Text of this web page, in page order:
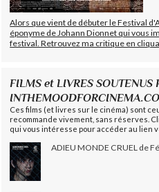
Alors que vient de débuter le Festival
éponyme de Johann Dionnet qui vous
festival. Retrouvez ma critique en
FILMS et LIVRES SOUTENUS
Ces films (et livres sur le cinéma) sont
recommande vivement, sans réserves.
qui vous intéresse pour accéder au lien
ADIEU MONDE CRUEL de